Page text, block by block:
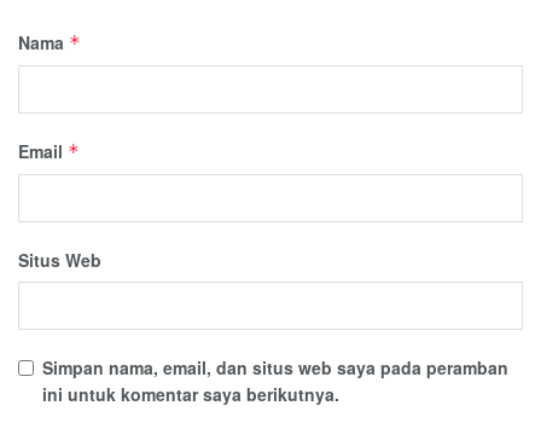
Nama *
Email *
Situs Web
Simpan nama, email, dan situs web saya pada peramban
ini untuk komentar saya berikutnya.